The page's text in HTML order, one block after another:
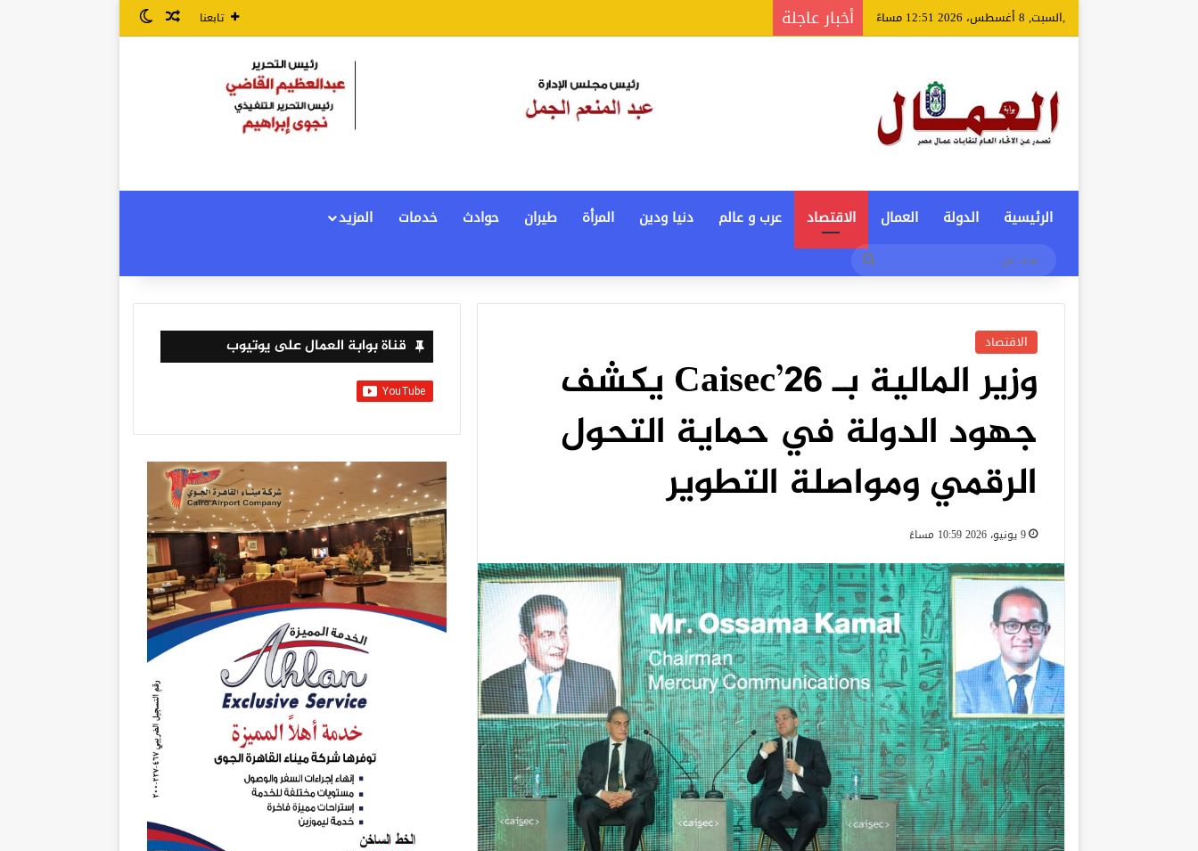
,السبت, 8 أغسطس، 2026 12:51 مساءً أخبار عاجلة تابعنا مقال عشوائي
الوضع المظلم
الرئيسية الدولة العمال الاقتصاد عرب و عالم دنيا ودين المرأة طيران حوادث خدمات
المزيد
الاقتصاد
وزير المالية بـ Caisec’26 يكشف
جهود الدولة في حماية التحول
الرقمي ومواصلة التطوير
9 يونيو، 2026 10:59 مساءً
قناة بوابة العمال على يوتيوب